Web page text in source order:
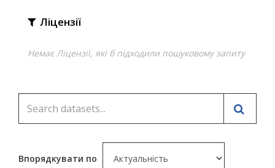
Ліцензії
Немає Ліцензії, які б підходили пошуковому запиту
Впорядкувати по